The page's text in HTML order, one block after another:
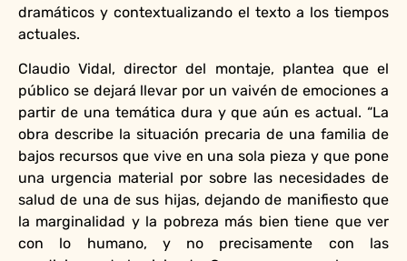
dramáticos y contextualizando el texto a los tiempos
actuales.
Claudio Vidal, director del montaje, plantea que el
público se dejará llevar por un vaivén de emociones a
partir de una temática dura y que aún es actual. “La
obra describe la situación precaria de una familia de
bajos recursos que vive en una sola pieza y que pone
una urgencia material por sobre las necesidades de
salud de una de sus hijas, dejando de manifiesto que
la marginalidad y la pobreza más bien tiene que ver
con lo humano, y no precisamente con las